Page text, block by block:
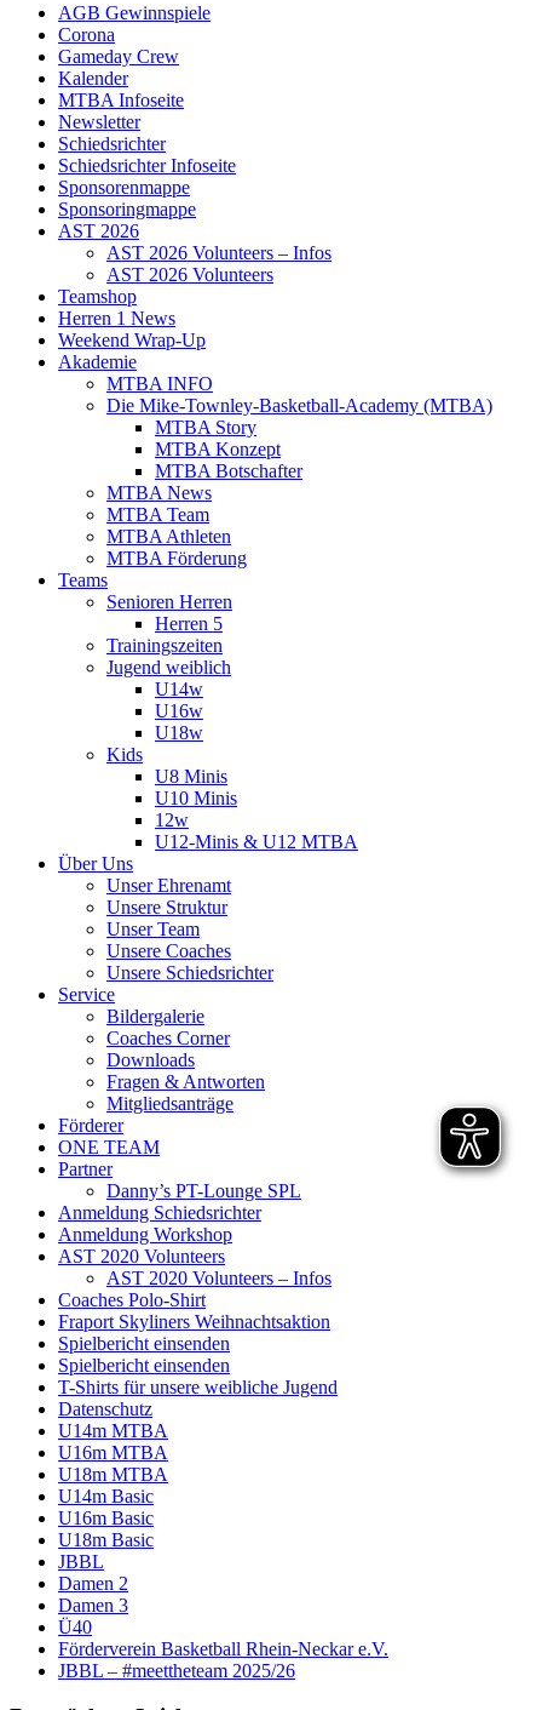
AGB Gewinnspiele
Corona
Gameday Crew
Kalender
MTBA Infoseite
Newsletter
Schiedsrichter
Schiedsrichter Infoseite
Sponsorenmappe
Sponsoringmappe
AST 2026
AST 2026 Volunteers – Infos
AST 2026 Volunteers
Teamshop
Herren 1 News
Weekend Wrap-Up
Akademie
MTBA INFO
Die Mike-Townley-Basketball-Academy (MTBA)
MTBA Story
MTBA Konzept
MTBA Botschafter
MTBA News
MTBA Team
MTBA Athleten
MTBA Förderung
Teams
Senioren Herren
Herren 5
Trainingszeiten
Jugend weiblich
U14w
U16w
U18w
Kids
U8 Minis
U10 Minis
12w
U12-Minis & U12 MTBA
Über Uns
Unser Ehrenamt
Unsere Struktur
Unser Team
Unsere Coaches
Unsere Schiedsrichter
Service
Bildergalerie
Coaches Corner
Downloads
Fragen & Antworten
Mitgliedsanträge
Förderer
ONE TEAM
Partner
Danny’s PT-Lounge SPL
Anmeldung Schiedsrichter
Anmeldung Workshop
AST 2020 Volunteers
AST 2020 Volunteers – Infos
Coaches Polo-Shirt
Fraport Skyliners Weihnachtsaktion
Spielbericht einsenden
Spielbericht einsenden
T-Shirts für unsere weibliche Jugend
Datenschutz
U14m MTBA
U16m MTBA
U18m MTBA
U14m Basic
U16m Basic
U18m Basic
JBBL
Damen 2
Damen 3
Ü40
Förderverein Basketball Rhein-Neckar e.V.
JBBL – #meettheteam 2025/26